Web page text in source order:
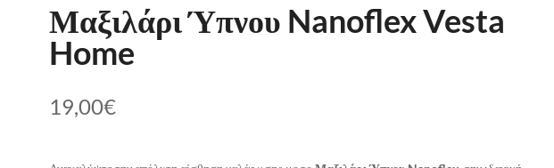
Μαξιλάρι Ύπνου Nanoflex Vesta
Home
19,00€